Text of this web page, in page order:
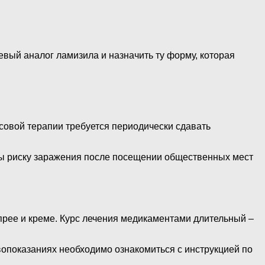
аналог ламизила и назначить ту форму, которая
терапии требуется периодически сдавать
заражения после посещении общественных мест
и креме. Курс лечения медикаментами длительный –
необходимо ознакомиться с инструкцией по